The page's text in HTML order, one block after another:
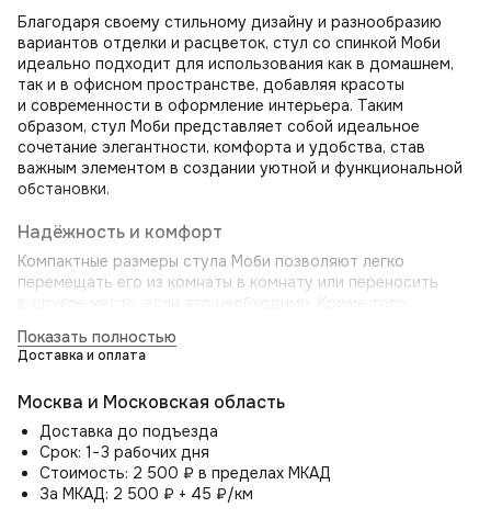
Благодаря своему стильному дизайну и разнообразию
вариантов отделки и расцветок, стул со спинкой Моби
идеально подходит для использования как в домашнем,
так и в офисном пространстве, добавляя красоты
и современности в оформление интерьера. Таким
образом, стул Моби представляет собой идеальное
сочетание элегантности, комфорта и удобства, став
важным элементом в создании уютной и функциональной
обстановки.
Надёжность и комфорт
Компактные размеры стула Моби позволяют легко
перемещать его из комнаты в комнату или переносить
в другое место, если это необходимо. Кроме того,
Не менее важным аспектом стула Моби является его
эргономичный дизайн. Специально разработанная
положение спины, а подлокотники обеспечивают
поддержку рук, снижая напряжение и усталость.
Цельносварной металлический каркас и прочные ножки
гарантируют долговечность и выдерживают значительные
Показать полностью
Доставка и оплата
Москва и Московская область
Доставка до подъезда
Срок: 1−3 рабочих дня
Стоимость: 2 500 ₽ в пределах МКАД
За МКАД: 2 500 ₽ + 45 ₽/км